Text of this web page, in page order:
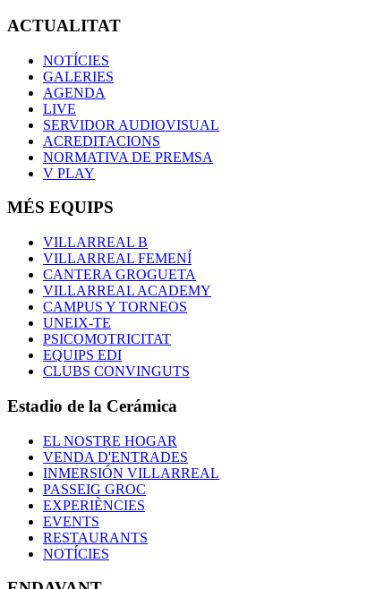
ACTUALITAT
NOTÍCIES
GALERIES
AGENDA
LIVE
SERVIDOR AUDIOVISUAL
ACREDITACIONS
NORMATIVA DE PREMSA
V PLAY
MÉS EQUIPS
VILLARREAL B
VILLARREAL FEMENÍ
CANTERA GROGUETA
VILLARREAL ACADEMY
CAMPUS Y TORNEOS
UNEIX-TE
PSICOMOTRICITAT
EQUIPS EDI
CLUBS CONVINGUTS
Estadio de la Cerámica
EL NOSTRE HOGAR
VENDA D'ENTRADES
INMERSIÓN VILLARREAL
PASSEIG GROC
EXPERIÈNCIES
EVENTS
RESTAURANTS
NOTÍCIES